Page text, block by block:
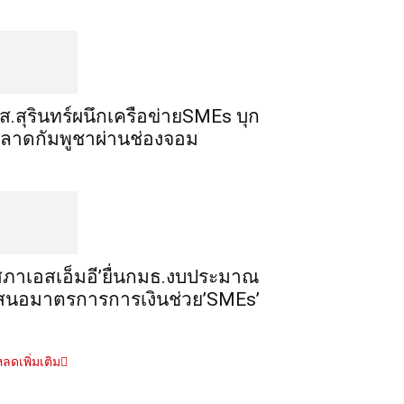
.สุรินทร์ผนึกเครือข่ายSMEs บุก
าดกัมพูชาผ่านช่องจอม
ภาเอสเอ็มอี’ยื่นกมธ.งบประมาณ
นอมาตรการการเงินช่วย’SMEs’
ดเพิ่มเติม